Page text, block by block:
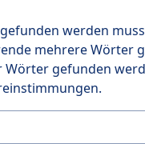
werden
mehrere Wörter
Wörter gefunden